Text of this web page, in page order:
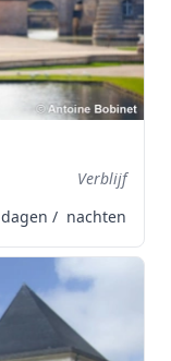
Verblijf
dagen / nachten